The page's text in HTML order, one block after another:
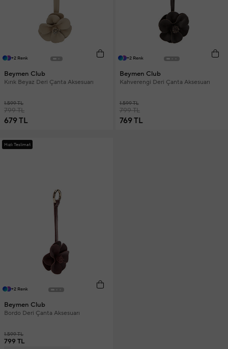
+2 Renk
Beymen Club
Kırık Beyaz Deri Çanta Aksesuarı
1.599 TL
799 TL
679 TL
+2 Renk
Beymen Club
Kahverengi Deri Çanta Aksesuarı
1.599 TL
799 TL
769 TL
Hızlı Teslimat
+2 Renk
Beymen Club
Bordo Deri Çanta Aksesuarı
1.599 TL
799 TL